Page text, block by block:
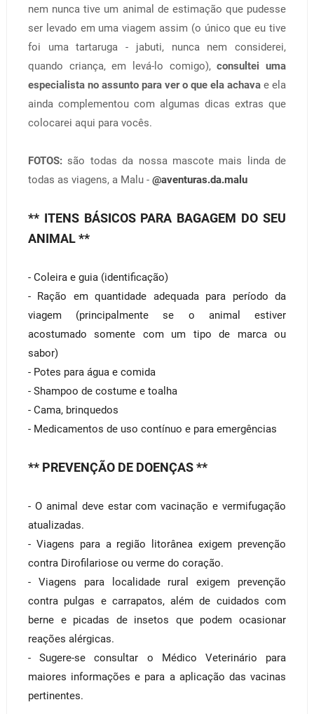
nem nunca tive um animal de estimação que pudesse
ser levado em uma viagem assim (o único que eu tive
foi uma tartaruga - jabuti, nunca nem considerei,
quando criança, em levá-lo comigo),consultei uma
especialista no assunto para ver o que ela achavae ela
ainda complementou com algumas dicas extras que
colocarei aqui para vocês.
FOTOS:são todas da nossa mascote mais linda de
todas as viagens, a Malu - @aventuras.da.malu
** ITENS BÁSICOS PARA BAGAGEM DO SEU
ANIMAL **
- Coleira e guia (identificação)
- Ração em quantidade adequada para período da
viagem (principalmente se o animal estiver
acostumado somente com um tipo de marca ou
sabor)
- Potes para água e comida
- Shampoo de costume e toalha
- Cama, brinquedos
- Medicamentos de uso contínuo e para emergências
** PREVENÇÃO DE DOENÇAS **
- O animal deve estar com vacinação e vermifugação
atualizadas.
- Viagens para a região litorânea exigem prevenção
contra Dirofilariose ou verme do coração.
- Viagens para localidade rural exigem prevenção
contra pulgas e carrapatos, além de cuidados com
berne e picadas de insetos que podem ocasionar
reações alérgicas.
- Sugere-se consultar o Médico Veterinário para
maiores informações e para a aplicação das vacinas
pertinentes.